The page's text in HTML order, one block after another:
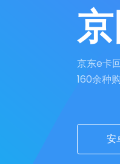
京东e卡
160余种
安